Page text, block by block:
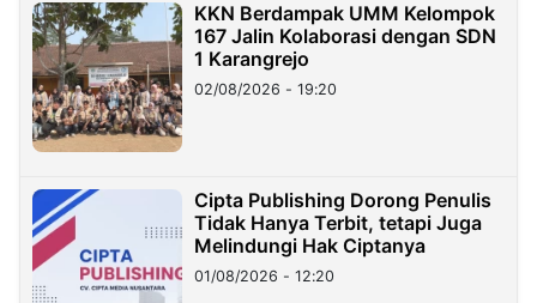
KKN Berdampak UMM Kelompok
167 Jalin Kolaborasi dengan SDN
1 Karangrejo
02/08/2026 - 19:20
Cipta Publishing Dorong Penulis
Tidak Hanya Terbit, tetapi Juga
Melindungi Hak Ciptanya
01/08/2026 - 12:20